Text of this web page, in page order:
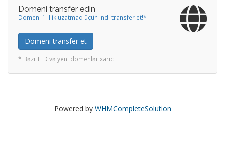
Domeni transfer edin
Domeni 1 illik uzatmaq üçün indi transfer et!*
Domeni transfer et
* Bəzi TLD və yeni domenlər xaric
Powered by WHMCompleteSolution